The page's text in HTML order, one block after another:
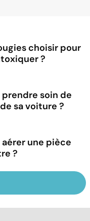
choisir pour
?
soin de
sa voiture ?
une pièce
?